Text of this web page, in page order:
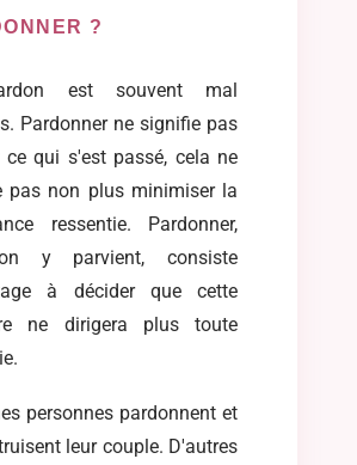
?
est souvent mal
Pardonner ne signifie pas
ce qui s'est passé, cela ne
pas non plus minimiser la
ressentie. Pardonner,
y parvient, consiste
à décider que cette
ne dirigera plus toute
personnes pardonnent et
leur couple. D'autres